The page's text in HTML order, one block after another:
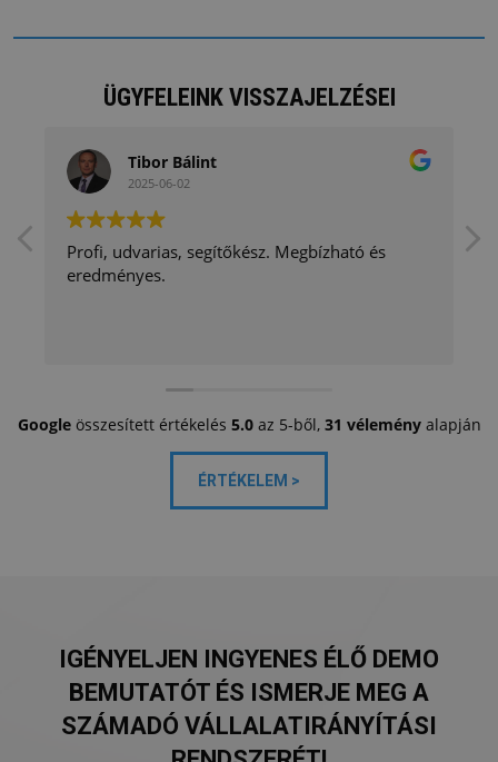
ÜGYFELEINK VISSZAJELZÉSEI
Tibor Bálint
2025-06-02
Profi, udvarias, segítőkész. Megbízható és
eredményes.
Googleösszesített értékelés 5.0az 5-ből, 31 véleményalapján
ÉRTÉKELEM >
IGÉNYELJEN INGYENES ÉLŐ DEMO
BEMUTATÓT ÉS ISMERJE MEG A
SZÁMADÓ VÁLLALATIRÁNYÍTÁSI